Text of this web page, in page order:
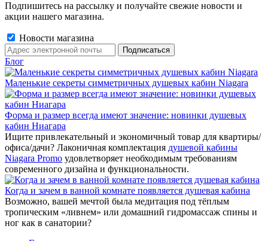
Подпишитесь на рассылку и получайте свежие новости и
акции нашего магазина.
Новости магазина
Блог
Маленькие секреты симметричных душевых кабин Niagara
Форма и размер всегда имеют значение: новинки душевых
кабин Ниагара
Ищите привлекательный и экономичный товар для квартиры/
офиса/дачи? Лаконичная комплектация душевой кабины
Niagara Promo удовлетворяет необходимым требованиям
современного дизайна и функциональности.
Когда и зачем в ванной комнате появляется душевая кабина
Возможно, вашей мечтой была медитация под тёплым
тропическим «ливнем» или домашний гидромассаж спины и
ног как в санатории?